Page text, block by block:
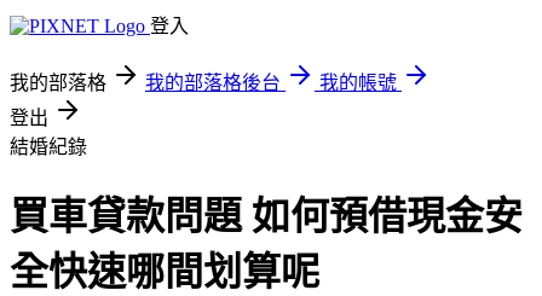
登入
我的部落格 我的部落格後台
我的帳號
登出
結婚紀錄
買車貸款問題 如何預借現金安
全快速哪間划算呢